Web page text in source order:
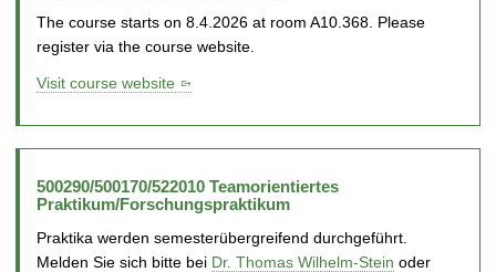
The course starts on 8.4.2026 at room A10.368. Please
register via the course website.
Visit course website
500290/500170/522010 Teamorientiertes
Praktikum/Forschungspraktikum
Praktika werden semesterübergreifend durchgeführt.
Melden Sie sich bitte bei Dr. Thomas Wilhelm-Stein oder